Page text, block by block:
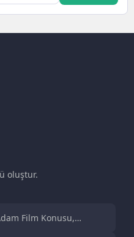
oluştur.
Film Konusu,